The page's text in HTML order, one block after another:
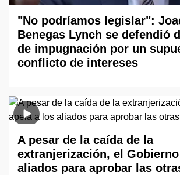
"No podríamos legislar":
Benegas Lynch se defendió
de impugnación por un
conflicto de intereses
A pesar de la caída de la
extranjerización, el
aliados para aprobar las